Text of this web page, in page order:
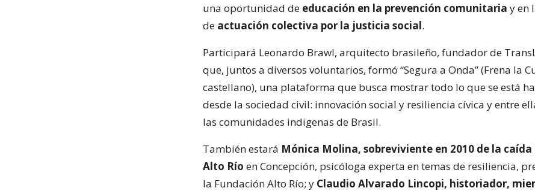
una oportunidad de educación en la prevención comunitaria y en
de actuación colectiva por la justicia social.
Participará Leonardo Brawl, arquitecto brasileño, fundador de
que, juntos a diversos voluntarios, formó “Segura a Onda” (Frena la
castellano), una plataforma que busca mostrar todo lo que se está
desde la sociedad civil: innovación social y resiliencia cívica y entre
las comunidades indigenas de Brasil.
También estará Mónica Molina, sobreviviente en 2010 de la caída
Alto Río en Concepción, psicóloga experta en temas de resiliencia,
la Fundación Alto Río; y Claudio Alvarado Lincopi, historiador,